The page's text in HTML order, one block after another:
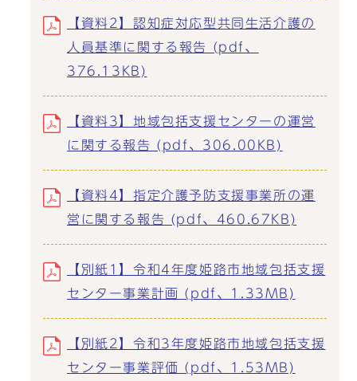
【資料2】認知症対応型共同生活介護の
人員基準に関する報告 (pdf、
376.13KB)
【資料3】地域包括支援センターの運営
に関する報告 (pdf、306.00KB)
【資料4】指定介護予防支援事業所の運
営に関する報告 (pdf、460.67KB)
【別紙1】令和4年度姫路市地域包括支援
センター事業計画 (pdf、1.33MB)
【別紙2】令和3年度姫路市地域包括支援
センター事業評価 (pdf、1.53MB)